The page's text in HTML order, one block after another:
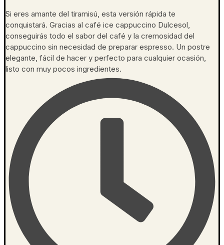
Si eres amante del tiramisú, esta versión rápida te
conquistará. Gracias al café ice cappuccino Dulcesol,
conseguirás todo el sabor del café y la cremosidad del
cappuccino sin necesidad de preparar espresso. Un postre
elegante, fácil de hacer y perfecto para cualquier ocasión,
listo con muy pocos ingredientes.